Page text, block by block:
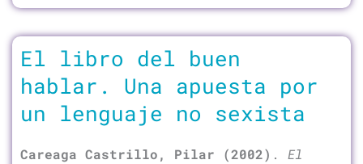
El libro del buen
hablar. Una apuesta por
un lenguaje no sexista
Careaga Castrillo, Pilar (2002) . El